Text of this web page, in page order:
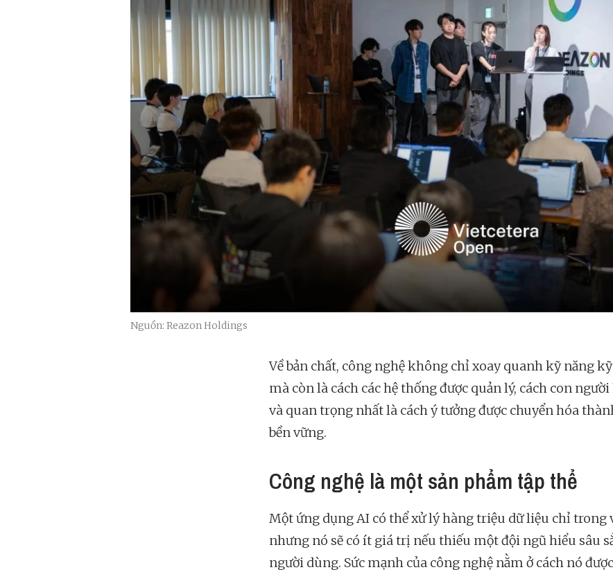
Nguồn: Reazon Holdings
Về bản chất, công nghệ không chỉ xoay quanh kỹ năng
mà còn là cách các hệ thống được quản lý, cách con người
và quan trọng nhất là cách ý tưởng được chuyển hóa
bền vững.
Công nghệ là một sản phẩm tập thể
Một ứng dụng AI có thể xử lý hàng triệu dữ liệu chỉ trong
nhưng nó sẽ có ít giá trị nếu thiếu một đội ngũ hiểu sâu
người dùng. Sức mạnh của công nghệ nằm ở cách nó